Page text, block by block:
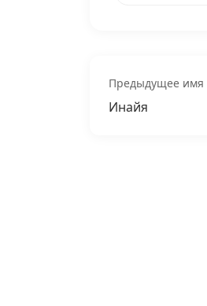
Предыдущее имя
Инайя